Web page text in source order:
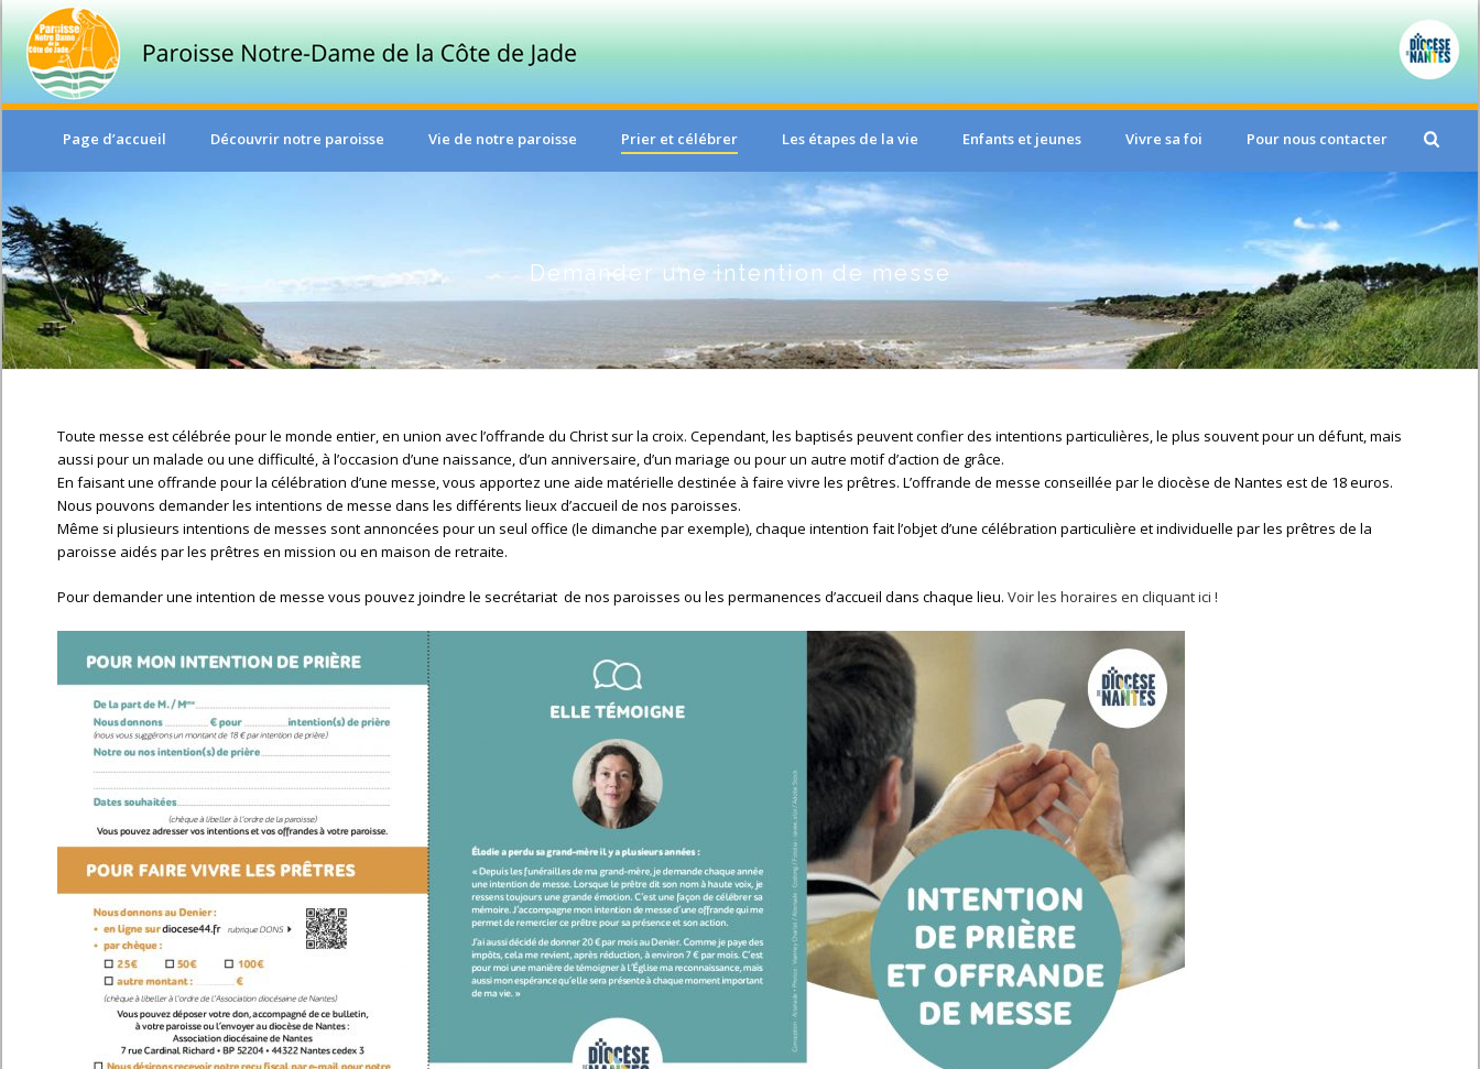
Page d’accueil Découvrir notre paroisse Vie de notre paroisse Prier et célébrer Les étapes de la vie Enfants et jeunes Vivre sa foi Pour nous contacter
Demander une intention de messe
Toute messe est célébrée pour le monde entier, en union avec l’offrande du Christ sur la croix. Cependant, les baptisés peuvent confier des intentions particulières, le plus souvent pour un défunt, mais
aussi pour un malade ou une difficulté, à l’occasion d’une naissance, d’un anniversaire, d’un mariage ou pour un autre motif d’action de grâce.
En faisant une offrande pour la célébration d’une messe, vous apportez une aide matérielle destinée à faire vivre les prêtres. L’offrande de messe conseillée par le diocèse de Nantes est de 18 euros.
Nous pouvons demander les intentions de messe dans les différents lieux d’accueil de nos paroisses.
Même si plusieurs intentions de messes sont annoncées pour un seul office (le dimanche par exemple), chaque intention fait l’objet d’une célébration particulière et individuelle par les prêtres de la
paroisse aidés par les prêtres en mission ou en maison de retraite.
Pour demander une intention de messe vous pouvez joindre le secrétariat de nos paroisses ou les permanences d’accueil dans chaque lieu. Voir les horaires en cliquant ici !